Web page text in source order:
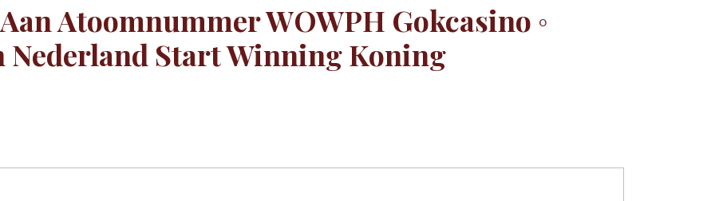
Atoomnummer WOWPH Gokcasino ◦
Nederland Start Winning Koning